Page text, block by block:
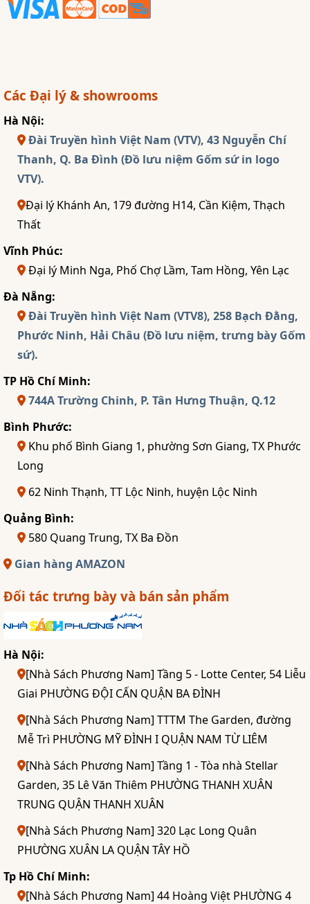
Các Đại lý & showrooms
Hà Nội:
Đài Truyền hình Việt Nam (VTV), 43 Nguyễn Chí
Thanh, Q. Ba Đình (Đồ lưu niệm Gốm sứ in logo
VTV).
Đại lý Khánh An, 179 đường H14, Cần Kiệm, Thạch
Thất
Vĩnh Phúc:
Đại lý Minh Nga, Phố Chợ Lầm, Tam Hồng, Yên Lạc
Đà Nẵng:
Đài Truyền hình Việt Nam (VTV8), 258 Bạch Đằng,
Phước Ninh, Hải Châu (Đồ lưu niệm, trưng bày Gốm
sứ).
TP Hồ Chí Minh:
744A Trường Chinh, P. Tân Hưng Thuận, Q.12
Bình Phước:
Khu phố Bình Giang 1, phường Sơn Giang, TX Phước
Long
62 Ninh Thạnh, TT Lộc Ninh, huyện Lộc Ninh
Quảng Bình:
580 Quang Trung, TX Ba Đồn
Gian hàng AMAZON
Đối tác trưng bày và bán sản phẩm
Hà Nội:
[Nhà Sách Phương Nam] Tầng 5 - Lotte Center, 54 Liễu
Giai PHƯỜNG ĐỘI CẤN QUẬN BA ĐÌNH
[Nhà Sách Phương Nam] TTTM The Garden, đường
Mễ Trì PHƯỜNG MỸ ĐÌNH I QUẬN NAM TỪ LIÊM
[Nhà Sách Phương Nam] Tầng 1 - Tòa nhà Stellar
Garden, 35 Lê Văn Thiêm PHƯỜNG THANH XUÂN
TRUNG QUẬN THANH XUÂN
[Nhà Sách Phương Nam] 320 Lạc Long Quân
PHƯỜNG XUÂN LA QUẬN TÂY HỒ
Tp Hồ Chí Minh:
[Nhà Sách Phương Nam] 44 Hoàng Việt PHƯỜNG 4